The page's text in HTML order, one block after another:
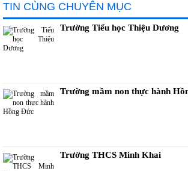
TIN CÙNG CHUYÊN MỤC
Trường Tiểu học Thiệu Dương
Trường mầm non thực hành
Trường THCS Minh Khai